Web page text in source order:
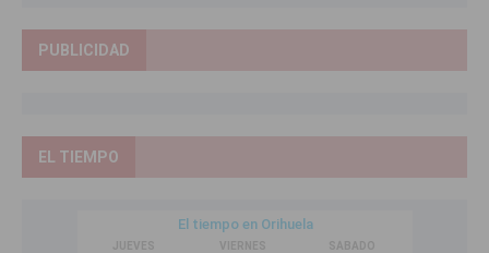
PUBLICIDAD
EL TIEMPO